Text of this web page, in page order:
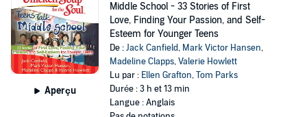
Aperçu
Middle School - 33 Stories of First
Love, Finding Your Passion, and Self-
Esteem for Younger Teens
De :Jack Canfield, Mark Victor Hansen,
Madeline Clapps,Valerie Howlett
Lu par : Ellen Grafton,Tom Parks
Durée : 3 h et 13 min
Langue : Anglais